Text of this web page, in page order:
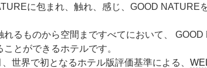
に包まれ、触れ、感じ、GOOD NATURE
れるものから空間まですべてにおいて、 GOOD
ことができるホテルです。
、世界で初となるホテル版評価基準による、